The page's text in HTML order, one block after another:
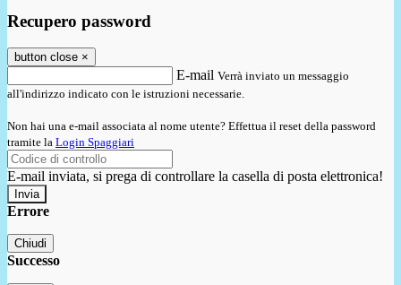
Recupero password
button close ×
E-mail Verrà inviato un messaggio
all'indirizzo indicato con le istruzioni necessarie.
Non hai una e-mail associata al nome utente? Effettua il reset della password
tramite la Login Spaggiari
E-mail inviata, si prega di controllare la casella di posta elettronica!
Errore
Chiudi
Successo